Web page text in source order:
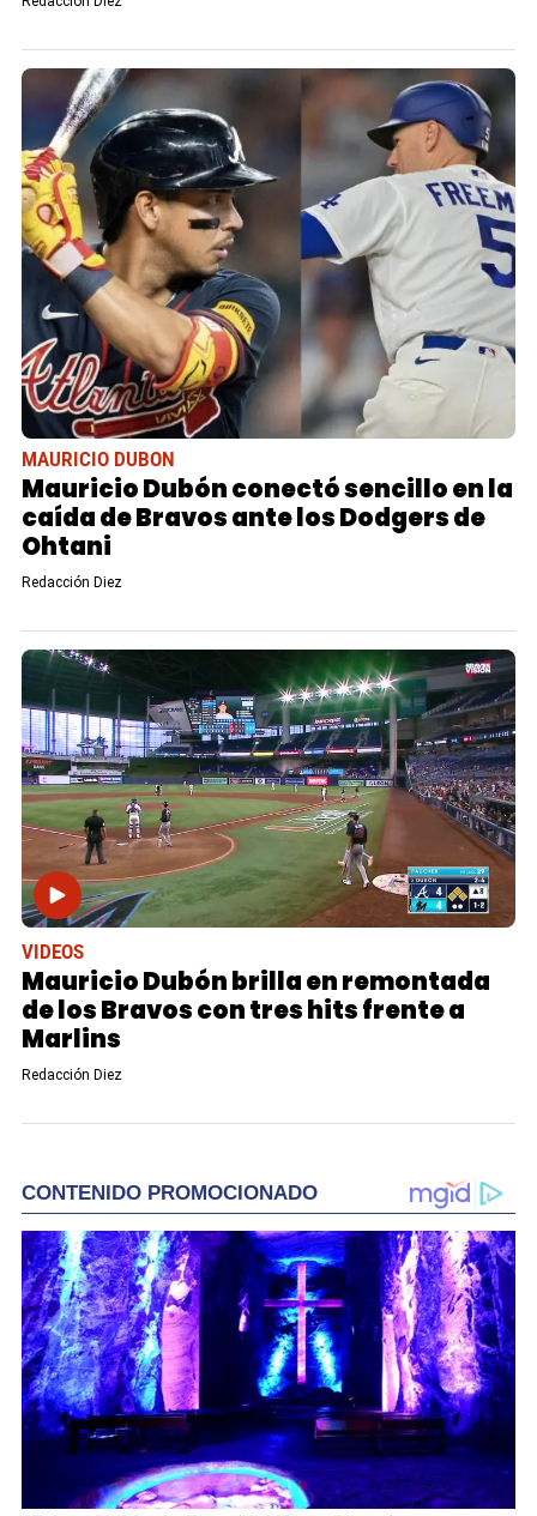
MAURICIO DUBON
Mauricio Dubón conectó sencillo en la
caída de Bravos ante los Dodgers de
Ohtani
Redacción Diez
VIDEOS
Mauricio Dubón brilla en remontada
de los Bravos con tres hits frente a
Marlins
Redacción Diez